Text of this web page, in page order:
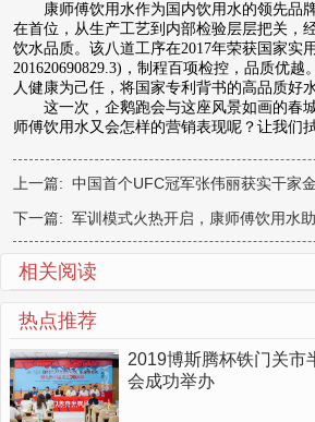
康师傅饮用水作为国内饮用水的领先品
在首位，从生产工艺到内部检验层层把关，
饮水品质。该八道工序在2017年荣获国家实
201620690829.3)，制程百项检控，品质优越
人健康为己任，将国家专利背书的高品质好
这一次，企鹅跑会与这座风景如画的春
师傅饮用水又会怎样的营销表现呢？让我们
上一篇: 中国首个UFC冠军张伟丽获实干家
动，诠释梦想的力量！
下一篇: 军训模式火热开启，康师傅饮用水
相关阅读
热点推荐
2019博斯腾杯铁门关市
会成功举办